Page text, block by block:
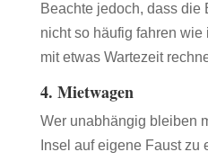
Beachte jedoch, dass die
nicht so häufig fahren
mit etwas Wartezeit
4. Mietwagen
Wer unabhängig bleiben
Insel auf eigene Faust zu